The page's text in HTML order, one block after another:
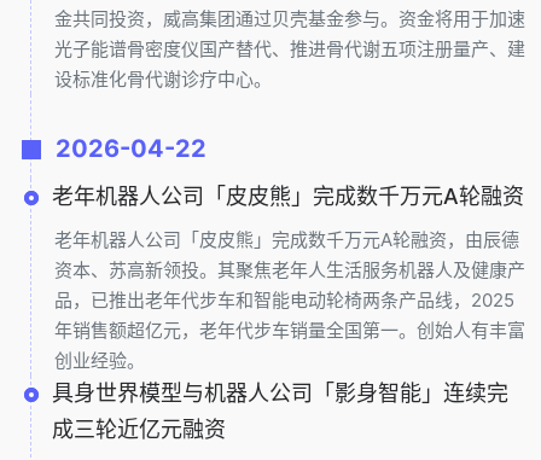
金共同投资，威高集团通过贝壳基金参与。资金将用于加速
光子能谱骨密度仪国产替代、推进骨代谢五项注册量产、建
设标准化骨代谢诊疗中心。
2026-04-22
老年机器人公司「皮皮熊」完成数千万元A轮融资
老年机器人公司「皮皮熊」完成数千万元A轮融资，由辰德
资本、苏高新领投。其聚焦老年人生活服务机器人及健康产
品，已推出老年代步车和智能电动轮椅两条产品线，2025
年销售额超亿元，老年代步车销量全国第一。创始人有丰富
创业经验。
具身世界模型与机器人公司「影身智能」连续完
成三轮近亿元融资